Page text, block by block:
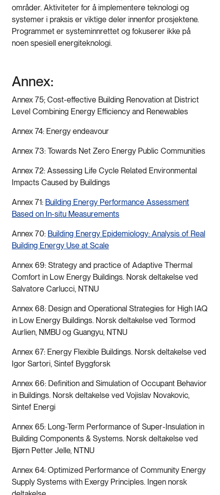
områder. Aktiviteter for å implementere teknologi og
systemer i praksis er viktige deler innenfor prosjektene.
Programmet er systeminnrettet og fokuserer ikke på
noen spesiell energiteknologi.
Annex:
Annex 75; Cost-effective Building Renovation at District
Level Combining Energy Efficiency and Renewables
Annex 74: Energy endeavour
Annex 73: Towards Net Zero Energy Public Communities
Annex 72: Assessing Life Cycle Related Environmental
Impacts Caused by Buildings
Annex 71: Building Energy Performance Assessment
Based on In-situ Measurements
Annex 70: Building Energy Epidemiology: Analysis of Real
Building Energy Use at Scale
Annex 69: Strategy and practice of Adaptive Thermal
Comfort in Low Energy Buildings. Norsk deltakelse ved
Salvatore Carlucci, NTNU
Annex 68: Design and Operational Strategies for High IAQ
in Low Energy Buildings. Norsk deltakelse ved Tormod
Aurlien, NMBU og Guangyu, NTNU
Annex 67: Energy Flexible Buildings. Norsk deltakelse ved
Igor Sartori, Sintef Byggforsk
Annex 66: Definition and Simulation of Occupant Behavior
in Buildings. Norsk deltakelse ved Vojislav Novakovic,
Sintef Energi
Annex 65: Long-Term Performance of Super-Insulation in
Building Components & Systems. Norsk deltakelse ved
Bjørn Petter Jelle, NTNU
Annex 64: Optimized Performance of Community Energy
Supply Systems with Exergy Principles. Ingen norsk